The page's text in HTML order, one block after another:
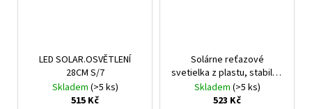
LED SOLAR.OSVĚTLENÍ
28CM S/7
Skladem (>5 ks)
515 Kč
Solárne reťazové
svetielka z plastu, stabilné
L.450cm W.6.5cm H.10.5cm
Skladem (>5 ks)
523 Kč